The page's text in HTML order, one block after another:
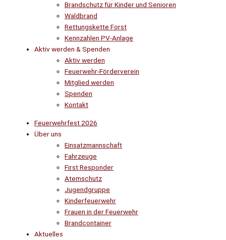
Brandschutz für Kinder und Senioren
Waldbrand
Rettungskette Forst
Kennzahlen PV-Anlage
Aktiv werden & Spenden
Aktiv werden
Feuerwehr-Förderverein
Mitglied werden
Spenden
Kontakt
Feuerwehrfest 2026
Über uns
Einsatzmannschaft
Fahrzeuge
First Responder
Atemschutz
Jugendgruppe
Kinderfeuerwehr
Frauen in der Feuerwehr
Brandcontainer
Aktuelles